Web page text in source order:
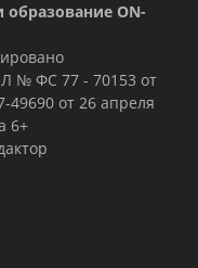
образование ON-
№ ФС 77 - 70153 от
от 26 апреля
6+